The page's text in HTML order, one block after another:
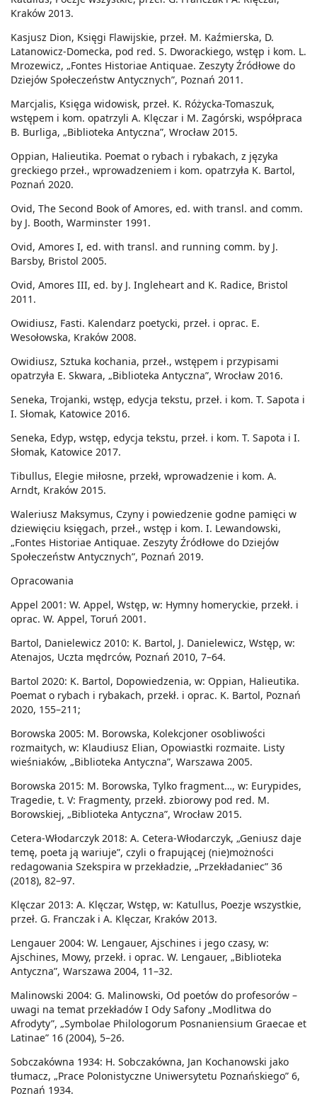
Kraków 2013.
Kasjusz Dion, Księgi Flawijskie, przeł. M. Kaźmierska, D.
Latanowicz-Domecka, pod red. S. Dworackiego, wstęp i kom. L.
Mrozewicz, „Fontes Historiae Antiquae. Zeszyty Źródłowe do
Dziejów Społeczeństw Antycznych”, Poznań 2011.
Marcjalis, Księga widowisk, przeł. K. Różycka-Tomaszuk,
wstępem i kom. opatrzyli A. Klęczar i M. Zagórski, współpraca
B. Burliga, „Biblioteka Antyczna”, Wrocław 2015.
Oppian, Halieutika. Poemat o rybach i rybakach, z języka
greckiego przeł., wprowadzeniem i kom. opatrzyła K. Bartol,
Poznań 2020.
Ovid, The Second Book of Amores, ed. with transl. and comm.
by J. Booth, Warminster 1991.
Ovid, Amores I, ed. with transl. and running comm. by J.
Barsby, Bristol 2005.
Ovid, Amores III, ed. by J. Ingleheart and K. Radice, Bristol
2011.
Owidiusz, Fasti. Kalendarz poetycki, przeł. i oprac. E.
Wesołowska, Kraków 2008.
Owidiusz, Sztuka kochania, przeł., wstępem i przypisami
opatrzyła E. Skwara, „Biblioteka Antyczna”, Wrocław 2016.
Seneka, Trojanki, wstęp, edycja tekstu, przeł. i kom. T. Sapota i
I. Słomak, Katowice 2016.
Seneka, Edyp, wstęp, edycja tekstu, przeł. i kom. T. Sapota i I.
Słomak, Katowice 2017.
Tibullus, Elegie miłosne, przekł, wprowadzenie i kom. A.
Arndt, Kraków 2015.
Waleriusz Maksymus, Czyny i powiedzenie godne pamięci w
dziewięciu księgach, przeł., wstęp i kom. I. Lewandowski,
„Fontes Historiae Antiquae. Zeszyty Źródłowe do Dziejów
Społeczeństw Antycznych”, Poznań 2019.
Opracowania
Appel 2001: W. Appel, Wstęp, w: Hymny homeryckie, przekł. i
oprac. W. Appel, Toruń 2001.
Bartol, Danielewicz 2010: K. Bartol, J. Danielewicz, Wstęp, w:
Atenajos, Uczta mędrców, Poznań 2010, 7–64.
Bartol 2020: K. Bartol, Dopowiedzenia, w: Oppian, Halieutika.
Poemat o rybach i rybakach, przekł. i oprac. K. Bartol, Poznań
2020, 155–211;
Borowska 2005: M. Borowska, Kolekcjoner osobliwości
rozmaitych, w: Klaudiusz Elian, Opowiastki rozmaite. Listy
wieśniaków, „Biblioteka Antyczna”, Warszawa 2005.
Borowska 2015: M. Borowska, Tylko fragment…, w: Eurypides,
Tragedie, t. V: Fragmenty, przekł. zbiorowy pod red. M.
Borowskiej, „Biblioteka Antyczna”, Wrocław 2015.
Cetera-Włodarczyk 2018: A. Cetera-Włodarczyk, „Geniusz daje
temę, poeta ją wariuje”, czyli o frapującej (nie)możności
redagowania Szekspira w przekładzie, „Przekładaniec” 36
(2018), 82–97.
Klęczar 2013: A. Klęczar, Wstęp, w: Katullus, Poezje wszystkie,
przeł. G. Franczak i A. Klęczar, Kraków 2013.
Lengauer 2004: W. Lengauer, Ajschines i jego czasy, w:
Ajschines, Mowy, przekł. i oprac. W. Lengauer, „Biblioteka
Antyczna”, Warszawa 2004, 11–32.
Malinowski 2004: G. Malinowski, Od poetów do profesorów –
uwagi na temat przekładów I Ody Safony „Modlitwa do
Afrodyty”, „Symbolae Philologorum Posnaniensium Graecae et
Latinae” 16 (2004), 5–26.
Sobczakówna 1934: H. Sobczakówna, Jan Kochanowski jako
tłumacz, „Prace Polonistyczne Uniwersytetu Poznańskiego” 6,
Poznań 1934.